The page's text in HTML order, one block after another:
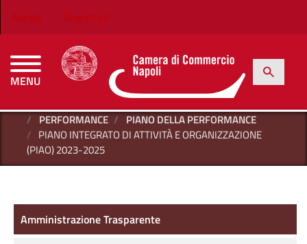
Menu profilo utente
Accedi Registrati
MENU
CAMERE DI COMMERCIO D'ITALIA
Cerca
h
PERFORMANCE
PIANO DELLA PERFORMANCE
PIANO INTEGRATO DI ATTIVITÀ E ORGANIZZAZIONE
(PIAO) 2023-2025
Amministrazione Trasparente
Amministrazione Trasparente